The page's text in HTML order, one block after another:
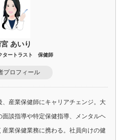
あいり
タートラスト 保健師
プロフィール
産業保健師にキャリアチェンジ。大
談指導や特定保健指導、メンタルヘ
業保健業務に携わる。社員向けの健